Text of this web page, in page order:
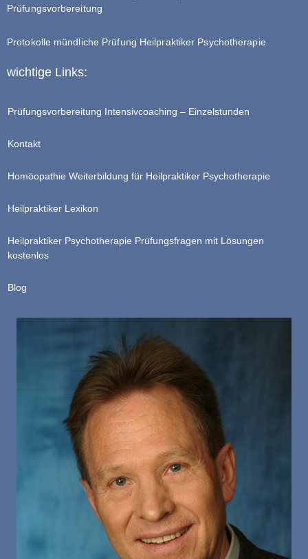
Prüfungsvorbereitung
Protokolle mündliche Prüfung Heilpraktiker Psychotherapie
wichtige Links:
Prüfungsvorbereitung Intensivcoaching – Einzelstunden
Kontakt
Homöopathie Weiterbildung für Heilpraktiker Psychotherapie
Heilpraktiker Lexikon
Heilpraktiker Psychotherapie Prüfungsfragen mit Lösungen
kostenlos
Blog